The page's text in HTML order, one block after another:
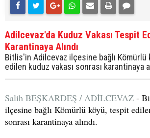
Adilcevaz'da Kuduz Vakası Tespit
Karantinaya Alındı
Bitlis'in Adilcevaz ilçesine bağlı Kömürlü
edilen kuduz vakası sonrası karantinaya
Salih BEŞKARDEŞ / ADİLCEVAZ -
ilçesine bağlı Kömürlü köyü, tespit
sonrası karantinaya alındı.